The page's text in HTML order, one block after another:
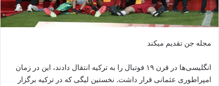
مجله جن تقدیم میکند
انگلیسی‌ها در قرن ۱۹ فوتبال را به ترکیه انتقال دادند، این در زمان
امپراطوری عثمانی قرار داشت. نخستین لیگی که در ترکیه برگزار